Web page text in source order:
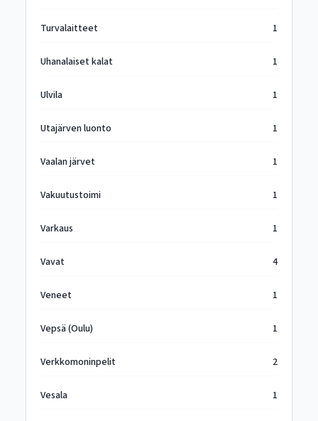
Turvalaitteet 1
Uhanalaiset kalat 1
Ulvila 1
Utajärven luonto 1
Vaalan järvet 1
Vakuutustoimi 1
Varkaus 1
Vavat 4
Veneet 1
Vepsä (Oulu) 1
Verkkomoninpelit 2
Vesala 1